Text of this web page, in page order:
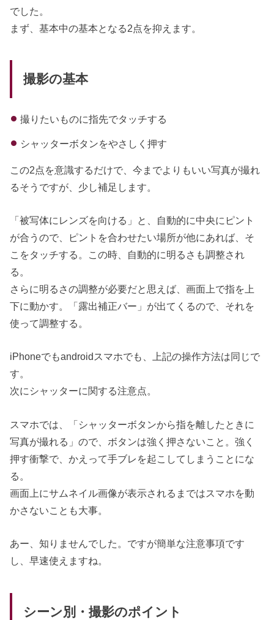
でした。
まず、基本中の基本となる2点を抑えます。
撮影の基本
撮りたいものに指先でタッチする
シャッターボタンをやさしく押す
この2点を意識するだけで、今までよりもいい写真が撮れ
るそうですが、少し補足します。
「被写体にレンズを向ける」と、自動的に中央にピント
が合うので、ピントを合わせたい場所が他にあれば、そ
こをタッチする。この時、自動的に明るさも調整され
る。
さらに明るさの調整が必要だと思えば、画面上で指を上
下に動かす。「露出補正バー」が出てくるので、それを
使って調整する。
iPhoneでもandroidスマホでも、上記の操作方法は同じで
す。
次にシャッターに関する注意点。
スマホでは、「シャッターボタンから指を離したときに
写真が撮れる」ので、ボタンは強く押さないこと。強く
押す衝撃で、かえって手ブレを起こしてしまうことにな
る。
画面上にサムネイル画像が表示されるまではスマホを動
かさないことも大事。
あー、知りませんでした。ですが簡単な注意事項です
し、早速使えますね。
シーン別・撮影のポイント